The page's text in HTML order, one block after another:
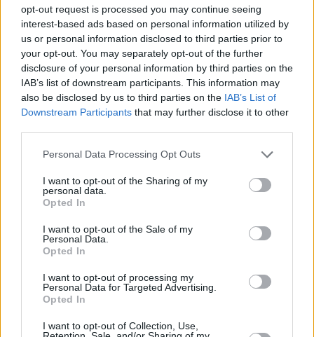
opt-out request is processed you may continue seeing
interest-based ads based on personal information utilized by
us or personal information disclosed to third parties prior to
your opt-out. You may separately opt-out of the further
disclosure of your personal information by third parties on the
IAB’s list of downstream participants. This information may
also be disclosed by us to third parties on the IAB’s List of
Downstream Participants that may further disclose it to other
Personal Data Processing Opt Outs
I want to opt-out of the Sharing of my
personal data.
Opted In
I want to opt-out of the Sale of my
Personal Data.
Opted In
I want to opt-out of processing my
Personal Data for Targeted Advertising.
Opted In
I want to opt-out of Collection, Use,
οικονομία, πρότυπο της βιώσιμης ανάπτυξης που
επιδιώκει να πετύχει η χώρα. Πιστοί στη δέσμευση
να στηρίζουμε κάθε πρωτοπόρα επιχείρηση, σε κάθε
κλάδο, προκειμένου να αυξηθούν οι πραγματικές
επενδύσεις και η χώρα να πετύχει ανάπτυξη ικανή να
αντέξει στον χρόνο, θα είμαστε στο πλευρό της
καινοτόμου κρητικής επιχειρηματικότητας και όλων
των Ελλήνων επιχειρηματιών με διαρκή στόχο την
Σήμερα, Δευτέρα 14 Οκτωβρίου, η Eurobank
διοργανώνει εκδήλωση στα Χανιά, με θέμα «Οι
προκλήσεις της ανάπτυξης για τις επιχειρήσεις της
πολιτικές», όπου επιχειρηματίες θα έχουν την
ευκαιρία να ενημερωθούν για την πορεία της
ελληνικής οικονομίας και τις μεγάλες επενδυτικές